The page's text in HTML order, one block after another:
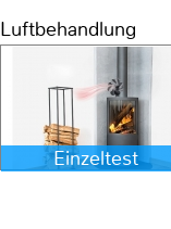
Luftbehandlung
Einzeltest